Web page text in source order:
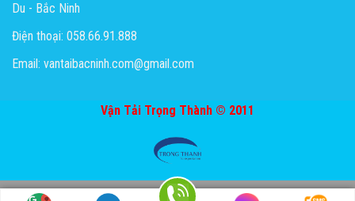
Du - Bắc Ninh
Điện thoại: 058.66.91.888
Email: vantaibacninh.com@gmail.com
Vận Tải Trọng Thành © 2011